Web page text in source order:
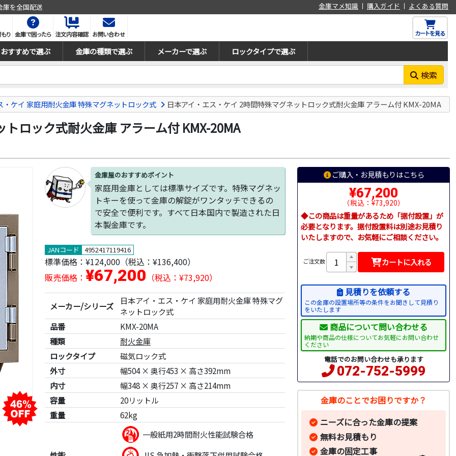
庫を全国配送 金庫マメ知識 購入ガイド よくある質問
り 金庫で困ったら 注文内容確認 お問い合わせ カートを見る
おすすめで選ぶ 金庫の種類で選ぶ メーカーで選ぶ ロックタイプで選ぶ
検索
・ケイ 家庭用耐火金庫 特殊マグネットロック式 日本アイ・エス・ケイ 2時間特殊マグネットロック式耐火金庫 アラーム付 KMX-20MA
ロック式耐火金庫 アラーム付 KMX-20MA
金庫屋のおすすめポイント
家庭用金庫としては標準サイズです。特殊マグネッ
トキーを使って金庫の解錠がワンタッチできるの
で安全で便利です。すべて日本国内で製造された日
本製金庫です。
JANコード 4952417119416
標準価格： ¥124,000 （税込：¥136,400）
販売価格： ¥67,200 （税込：¥73,920）
メーカー/シリーズ
日本アイ・エス・ケイ 家庭用耐火金庫 特殊マグ
ネットロック式
品番
KMX-20MA
種類
耐火金庫
ロックタイプ
磁気ロック式
外寸
幅504 × 奥行453 × 高さ392mm
内寸
幅348 × 奥行257 × 高さ214mm
容量
20リットル
重量
62kg
一般紙用2時間耐火性能試験合格
ご購入・お見積もりはこちら
¥67,200
（税込：¥73,920）
◆この商品は重量があるため「据付設置」が
必要となります。据付設置料は別途お見積り
いたしますので、お気軽にご相談ください。
ご注文数 カートに入れる
見積りを依頼する
この金庫の設置場所等の条件をお聞きして見積り
をいたします
商品について問い合わせる
納期や商品の仕様についてお気軽にお問い合わせ
ください
電話でのお問い合わせも承ります
072-752-5999
金庫のことでお困りですか？
ニーズに合った金庫の提案
無料お見積もり
金庫の固定工事